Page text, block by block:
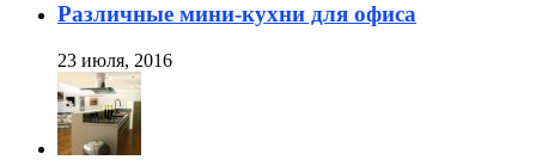
Различные мини-кухни для офиса
23 июля, 2016